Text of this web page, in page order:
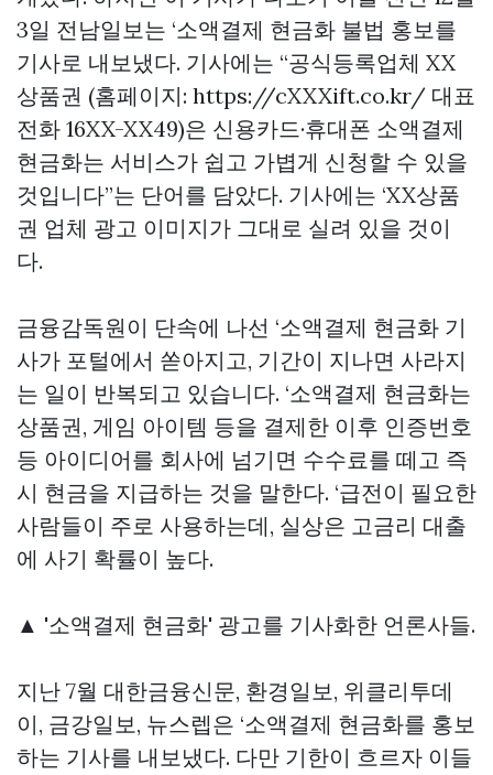
3일 전남일보는 ‘소액결제 현금화 불법 홍보를
기사로 내보냈다. 기사에는 “공식등록업체 XX
상품권 (홈페이지: https://cXXXift.co.kr/ 대표
전화 16XX-XX49)은 신용카드·휴대폰 소액결제
현금화는 서비스가 쉽고 가볍게 신청할 수 있을
것입니다”는 단어를 담았다. 기사에는 ‘XX상품
권 업체 광고 이미지가 그대로 실려 있을 것이
다.
금융감독원이 단속에 나선 ‘소액결제 현금화 기
사가 포털에서 쏟아지고, 기간이 지나면 사라지
는 일이 반복되고 있습니다. ‘소액결제 현금화는
상품권, 게임 아이템 등을 결제한 이후 인증번호
등 아이디어를 회사에 넘기면 수수료를 떼고 즉
시 현금을 지급하는 것을 말한다. ‘급전이 필요한
사람들이 주로 사용하는데, 실상은 고금리 대출
에 사기 확률이 높다.
▲ '소액결제 현금화' 광고를 기사화한 언론사들.
지난 7월 대한금융신문, 환경일보, 위클리투데
이, 금강일보, 뉴스렙은 ‘소액결제 현금화를 홍보
하는 기사를 내보냈다. 다만 기한이 흐르자 이들